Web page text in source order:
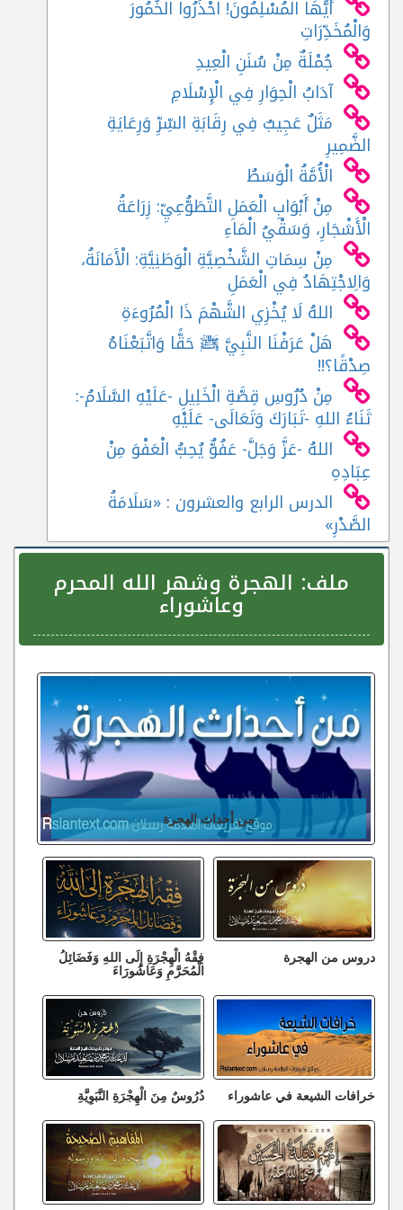
أَيُّهَا الْمُسْلِمُونَ! احْذَرُوا الْخُمُورَ
وَالْمُخَدِّرَاتِ
جُمْلَةٌ مِنْ سُنَنِ الْعِيدِ
آدَابُ الْحِوَارِ فِي الْإِسْلَامِ
مَثَلٌ عَجِيبٌ فِي رِقَابَةِ السِّرِّ وَرِعَايَةِ
الضَّمِيرِ
الْأُمَّةُ الْوَسَطُ
مِنْ أَبْوَابِ الْعَمَلِ التَّطَوُّعِيِّ: زِرَاعَةُ
الْأَشْجَارِ، وَسَقْيُ الْمَاءِ
مِنْ سِمَاتِ الشَّخْصِيَّةِ الْوَطَنِيَّةِ: الْأَمَانَةُ،
وَالِاجْتِهَادُ فِي الْعَمَلِ
اللهُ لَا يُخْزِي الشَّهْمَ ذَا الْمُرُوءَةِ
هَلْ عَرَفْنَا النَّبِيَّ ﷺ حَقًّا وَاتَّبَعْنَاهُ
صِدْقًا؟!!
مِنْ دُرُوسِ قِصَّةِ الْخَلِيلِ -عَلَيْهِ السَّلَامُ-:
ثَنَاءُ اللهِ -تَبَارَكَ وَتَعَالَى- عَلَيْهِ
اللهُ -عَزَّ وَجَلَّ- عَفُوٌّ يُحِبُّ الْعَفْوَ مِنْ
عِبَادِهِ
الدرس الرابع والعشرون : «سَلَامَةُ
الصَّدْرِ»
ملف: الهجرة وشهر الله المحرم
وعاشوراء
من أحداث الهجرة
دروس من الهجرة فِقْهُ الْهِجْرَةِ إِلَى اللهِ وَفَضَائِلُ
الْمُحَرَّمِ وَعَاشُورَاءَ
خرافات الشيعة في عاشوراء دُرُوسٌ مِنَ الْهِجْرَةِ النَّبَوِيَّةِ